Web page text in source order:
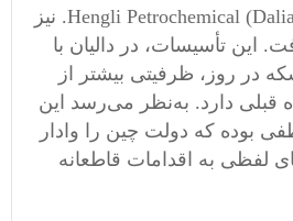
Hengli Petrochemical (Dalian) Refinery Co., Ltd. نیز
این تأسیسات، در دالیان با
هزار بشکه در روز، ظرفیتی بیشتر از
قبلی دارد. به‌نظر می‌رسد این
بوده که دولت چین را وادار
لفظی به اقدامات قاطعانه